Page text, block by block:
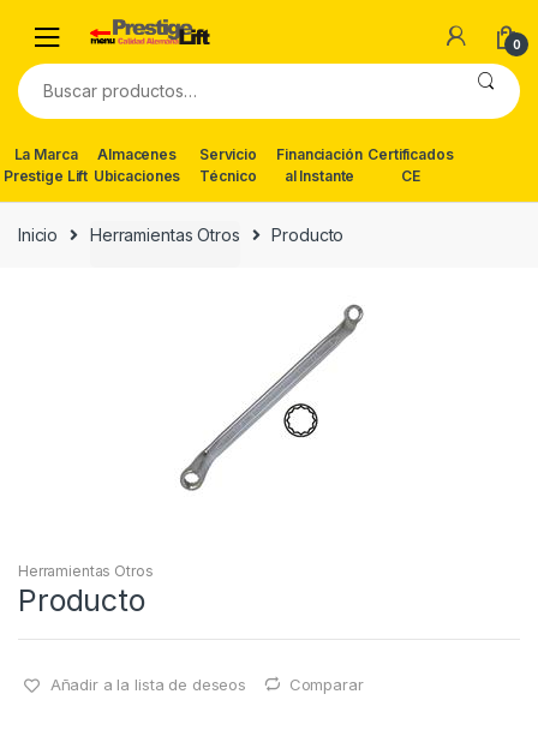
navigation
content
0
Buscar
por:
La Marca
Prestige Lift
Almacenes
Ubicaciones
Servicio
Técnico
Financiación
al Instante
Certificados
CE
Inicio Herramientas Otros Producto
Herramientas Otros
Producto
Añadir a la lista de deseos Comparar